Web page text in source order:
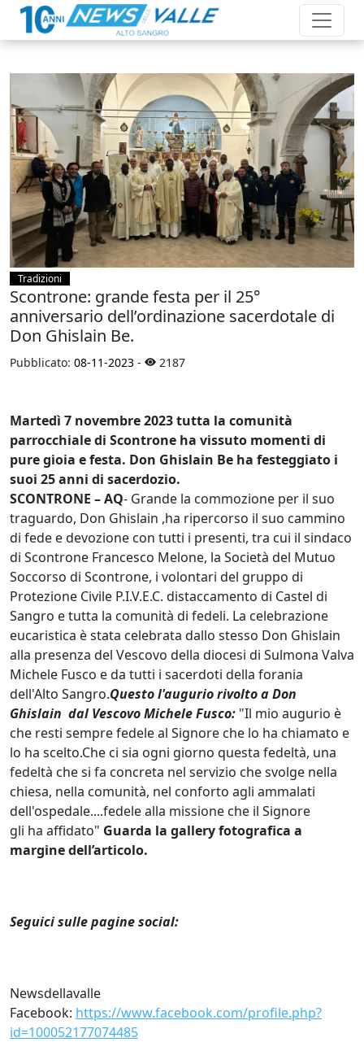
Tradizioni
Scontrone: grande festa per il 25°
anniversario dell’ordinazione sacerdotale di
Don Ghislain Be.
Pubblicato: 08-11-2023 - 2187
Martedì 7 novembre 2023 tutta la comunità
parrocchiale di Scontrone ha vissuto momenti di
pure gioia e festa. Don Ghislain Be ha festeggiato i
suoi 25 anni di sacerdozio.
SCONTRONE – AQ- Grande la commozione per il suo
traguardo, Don Ghislain ,ha ripercorso il suo cammino
di fede e devozione con tutti i presenti, tra cui il sindaco
di Scontrone Francesco Melone, la Società del Mutuo
Soccorso di Scontrone, i volontari del gruppo di
Protezione Civile P.I.V.E.C. distaccamento di Castel di
Sangro e tutta la comunità di fedeli. La celebrazione
eucaristica è stata celebrata dallo stesso Don Ghislain
alla presenza del Vescovo della diocesi di Sulmona Valva
Michele Fusco e da tutti i sacerdoti della forania
dell'Alto Sangro.Questo l'augurio rivolto a Don
Ghislain dal Vescovo Michele Fusco: "Il mio augurio è
che resti sempre fedele al Signore che lo ha chiamato e
lo ha scelto.Che ci sia ogni giorno questa fedeltà, una
fedeltà che si fa concreta nel servizio che svolge nella
chiesa, nella comunità, nel conforto agli ammalati
dell'ospedale....fedele alla missione che il Signore
gli ha affidato" Guarda la gallery fotografica a
margine dell’articolo.
Seguici sulle pagine social:
Newsdellavalle
Facebook: https://www.facebook.com/profile.php?
id=100052177074485